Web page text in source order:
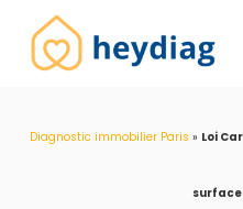
Diagnostic immobilier Paris » Loi